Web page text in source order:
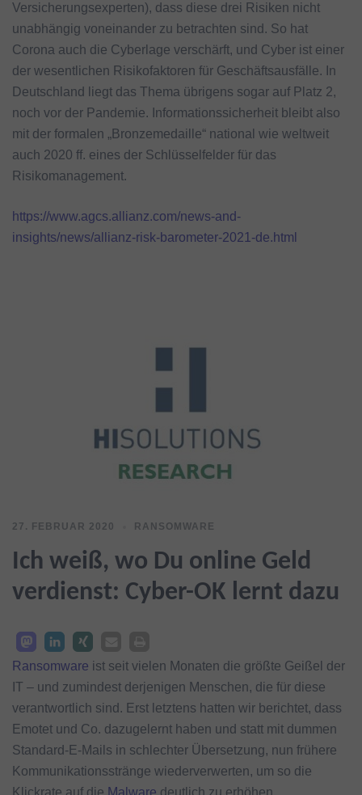
Versicherungsexperten), dass diese drei Risiken nicht
unabhängig voneinander zu betrachten sind. So hat
Corona auch die Cyberlage verschärft, und Cyber ist einer
der wesentlichen Risikofaktoren für Geschäftsausfälle. In
Deutschland liegt das Thema übrigens sogar auf Platz 2,
noch vor der Pandemie. Informationssicherheit bleibt also
mit der formalen „Bronzemedaille“ national wie weltweit
auch 2020 ff. eines der Schlüsselfelder für das
Risikomanagement.
https://www.agcs.allianz.com/news-and-
insights/news/allianz-risk-barometer-2021-de.html
27. FEBRUAR 2020 RANSOMWARE
Ich weiß, wo Du online Geld
verdienst: Cyber-OK lernt dazu
Ransomware ist seit vielen Monaten die größte Geißel der
IT – und zumindest derjenigen Menschen, die für diese
verantwortlich sind. Erst letztens hatten wir berichtet, dass
Emotet und Co. dazugelernt haben und statt mit dummen
Standard-E-Mails in schlechter Übersetzung, nun frühere
Kommunikationsstränge wiederverwerten, um so die